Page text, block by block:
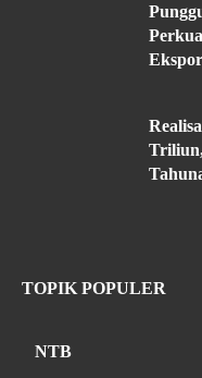
Ekspor
TOPIK POPULER
NTB